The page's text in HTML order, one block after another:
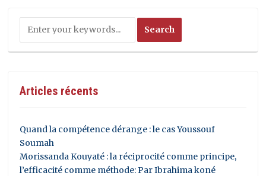
Articles récents
Quand la compétence dérange : le cas Youssouf
Soumah
Morissanda Kouyaté : la réciprocité comme principe,
l’efficacité comme méthode: Par Ibrahima koné